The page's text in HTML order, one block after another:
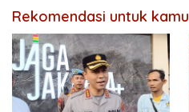
Rekomendasi untuk kamu